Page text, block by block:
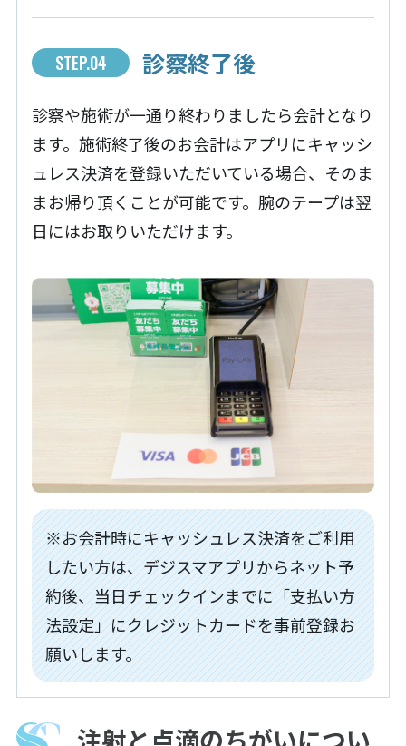
STEP.04 診察終了後
診察や施術が一通り終わりましたら会計となり
ます。施術終了後のお会計はアプリにキャッシ
ュレス決済を登録いただいている場合、そのま
まお帰り頂くことが可能です。腕のテープは翌
日にはお取りいただけます。
※お会計時にキャッシュレス決済をご利用
したい方は、デジスマアプリからネット予
約後、当日チェックインまでに「支払い方
法設定」にクレジットカードを事前登録お
願いします。
注射と点滴のちがいについ